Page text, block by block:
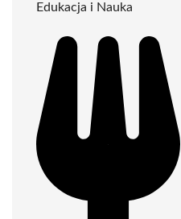
Edukacja i Nauka